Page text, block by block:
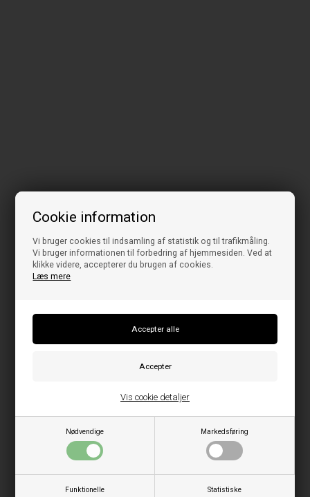
Cookie information
Vi bruger cookies til indsamling af statistik og til trafikmåling.
Vi bruger informationen til forbedring af hjemmesiden. Ved at
klikke videre, accepterer du brugen af cookies.
Læs mere
Nødvendige Markedsføring
Funktionelle Statistiske
Vis cookie detaljer